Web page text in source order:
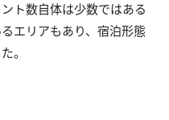
ト数自体は少数ではある
エリアもあり、宿泊形態
。